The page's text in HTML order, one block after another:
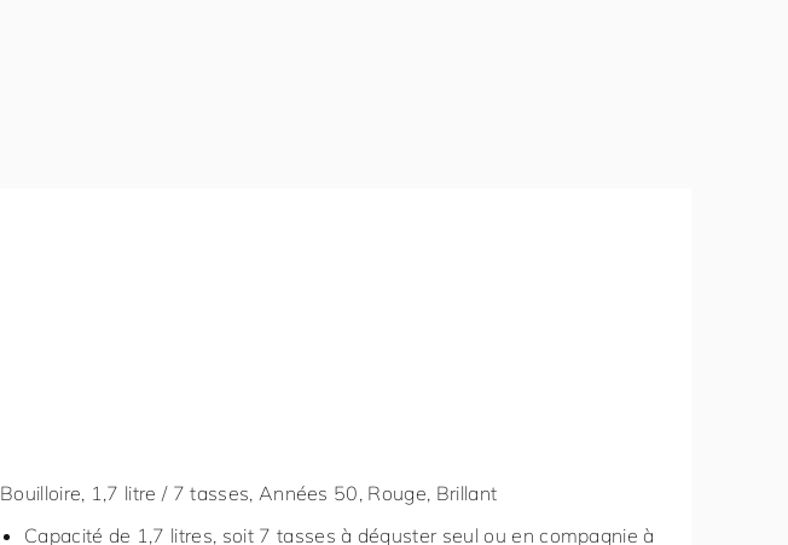
Bouilloire, 1,7 litre / 7 tasses, Années 50, Rouge, Brillant
Capacité de 1,7 litres, soit 7 tasses à déguster seul ou en compagnie à